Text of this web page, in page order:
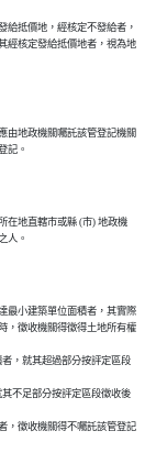
給抵價地，經核定不發給者，
經核定發給抵價地者，視為地
由地政機關囑託該管登記機關
在地直轄市或縣 (市) 地政機
最小建築單位面積者，其實際
，徵收機關得徵得土地所有權
，就其超過部分按評定區段
不足部分按評定區段徵收後
，徵收機關得不囑託該管登記